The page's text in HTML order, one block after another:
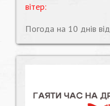
вітер:
Погода на 10 днів від